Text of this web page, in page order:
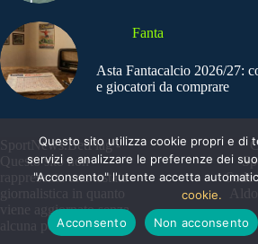
Fanta
Asta Fantacalcio 2026/27:
e giocatori da comprare
SportNews.BetFlag -
Questo sito non
rappresenta una testata
giornalistica in quanto
viene aggiornato senza
alcuna periodicità
Questo sito utilizza cookie propri e di
servizi e analizzare le preferenze dei
"Acconsento" l'utente accetta
cookie.
Acconsento
Non acconsento